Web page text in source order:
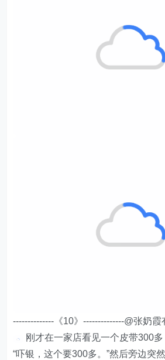
--------------《10》--------------@张奶
刚才在一家店看见一个皮带300多
“吓银，这个要300多。”然后旁边突